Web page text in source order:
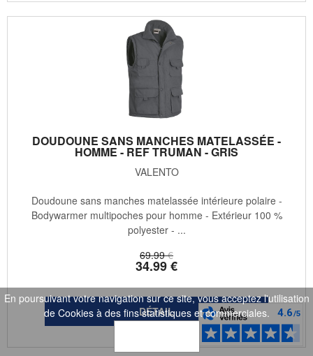
DOUDOUNE SANS MANCHES MATELASSÉE -
HOMME - REF TRUMAN - GRIS
VALENTO
69.99 €
34.99€
Doudoune sans manches matelassée intérieure polaire -
Bodywarmer multipoches pour homme - Extérieur 100 %
polyester - ...
En poursuivant votre navigation sur ce site, vous acceptez l'utilisation
de Cookies à des fins statistiques et commerciales.